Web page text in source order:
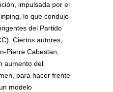
impulsada por el
lo que condujo
del Partido
Ciertos autores,
Pierre Cabestan,
aumento del
para hacer frente
modelo